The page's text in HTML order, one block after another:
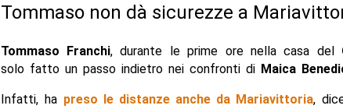
Tommaso non dà sicurezze a
Tommaso Franchi, durante le prime ore nella casa del
solo fatto un passo indietro nei confronti di Maica
Infatti, ha preso le distanze anche da Mariavittoria,